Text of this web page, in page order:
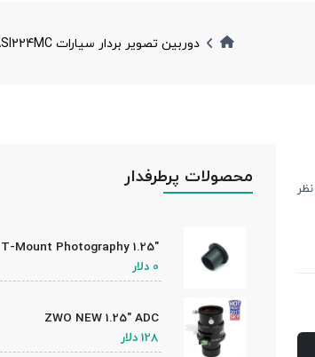
دوربین تصویر بردار سیارات ASI224MC (رنگی)
محصولات پرطرفدار
1.25″ T-Mount Photography
Camera Adapter
0 دلار
ZWO NEW 1.25″ ADC
(Atmospheric Dispersion
Corrector)
128 دلار